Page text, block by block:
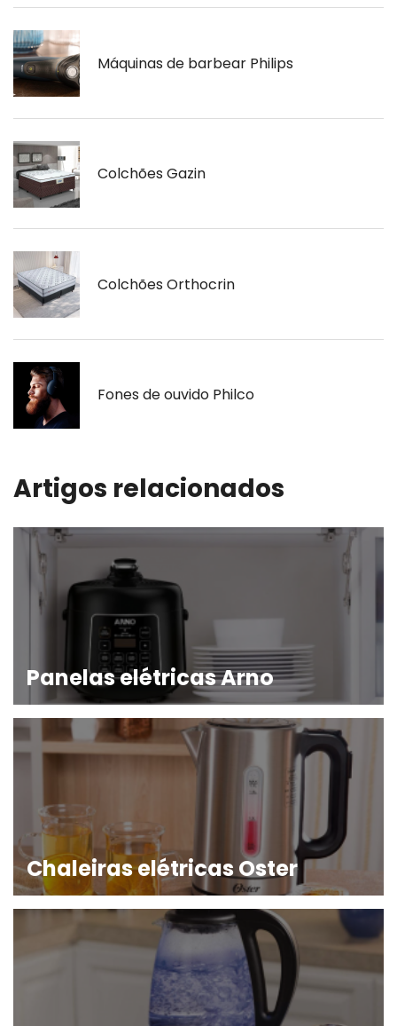
Máquinas de barbear Philips
Colchões Gazin
Colchões Orthocrin
Fones de ouvido Philco
Artigos relacionados
Panelas elétricas Arno
Chaleiras elétricas Oster